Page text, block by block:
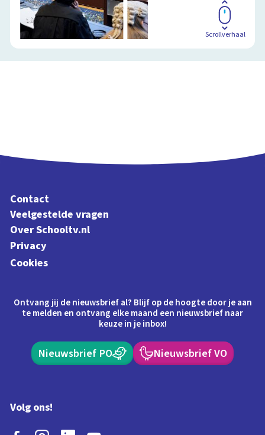
Scrollverhaal
Contact
Veelgestelde vragen
Over Schooltv.nl
Privacy
Cookies
Ontvang jij de nieuwsbrief al? Blijf op de hoogte door je aan
te melden en ontvang elke maand een nieuwsbrief naar
keuze in je inbox!
Nieuwsbrief PO Nieuwsbrief VO
Volg ons!